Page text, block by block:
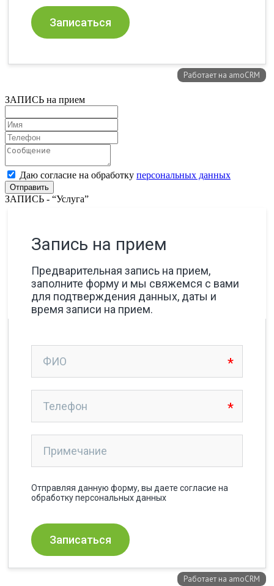
ЗАПИСЬ на прием
Даю согласие на обработку персональных данных
ЗАПИСЬ - “Услуга”